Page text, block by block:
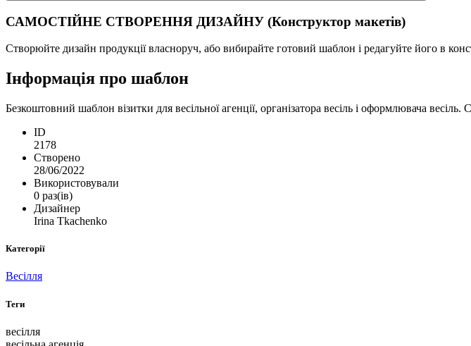
САМОСТІЙНЕ СТВОРЕННЯ ДИЗАЙНУ (Конструктор макетів)
Створюйте дизайн продукції власноруч, або вибирайте готовий шаблон і редагуйте його в
Інформація про шаблон
Безкоштовний шаблон візитки для весільної агенції, організатора весіль і оформлювача
ID
2178
Створено
28/06/2022
Використовували
0 раз(ів)
Дизайнер
Irina Tkachenko
Категорії
Весілля
Теги
весілля